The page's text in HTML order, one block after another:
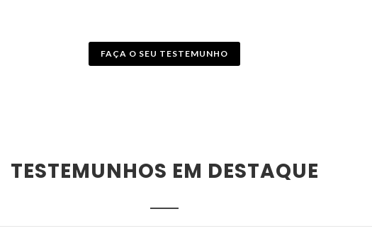
FAÇA O SEU TESTEMUNHO
TESTEMUNHOS EM DESTAQUE